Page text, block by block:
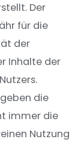
Der
für die
der
Inhalte der
die
immer die
Nutzung